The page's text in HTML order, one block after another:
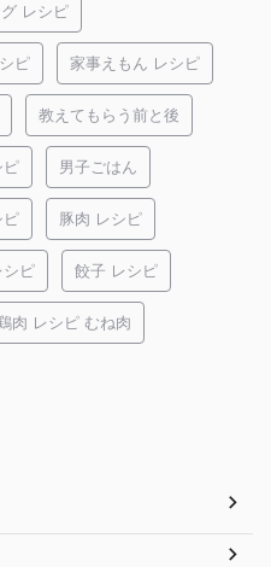
レシピ
ピ 家事えもん レシピ
教えてもらう前と後
ピ 男子ごはん
ピ 豚肉 レシピ
シピ 餃子 レシピ
肉 レシピ むね肉